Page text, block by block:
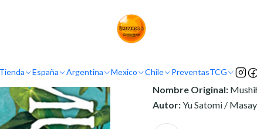
Tienda España Argentina Mexico Chile PreventasTCG
Nombre Original:
Autor:Yu Satomi /